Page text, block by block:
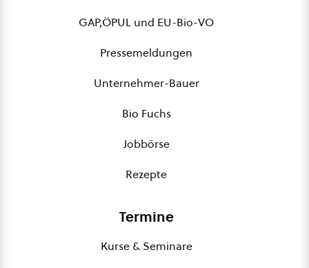
GAP,ÖPUL und EU-Bio-VO
Pressemeldungen
Unternehmer-Bauer
Bio Fuchs
Jobbörse
Rezepte
Termine
Kurse & Seminare